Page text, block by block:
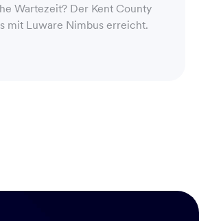
Wartezeit? Der Kent County
mit Luware Nimbus erreicht.